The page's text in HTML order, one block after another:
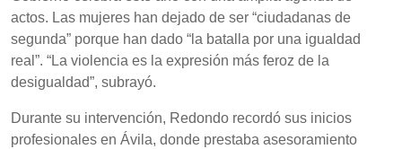
actos. Las mujeres han dejado de ser “ciudadanas de
segunda” porque han dado “la batalla por una igualdad
real”. “La violencia es la expresión más feroz de la
desigualdad”, subrayó.
Durante su intervención, Redondo recordó sus inicios
profesionales en Ávila, donde prestaba asesoramiento